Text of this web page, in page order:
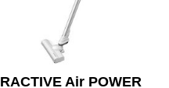
RACTIVE Air POWER